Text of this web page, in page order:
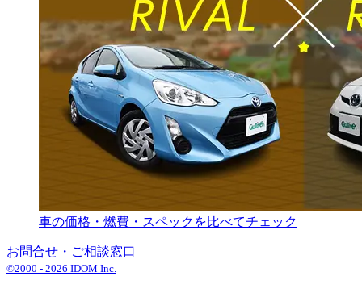
車の価格・燃費・スペックを比べてチェック
お問合せ・ご相談窓口
©2000 - 2026 IDOM Inc.